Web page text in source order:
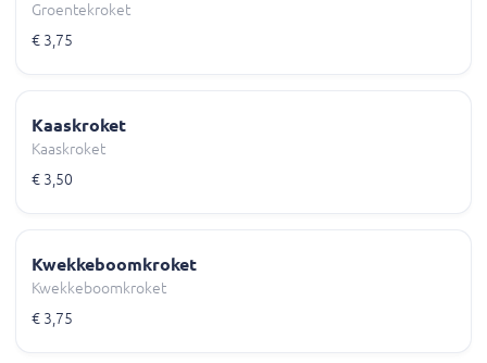
Groentekroket
€ 3,75
Kaaskroket
Kaaskroket
€ 3,50
Kwekkeboomkroket
Kwekkeboomkroket
€ 3,75